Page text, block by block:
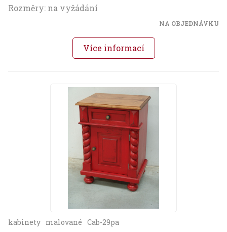
Rozměry: na vyžádání
NA OBJEDNÁVKU
Více informací
kabinety malované Cab-29pa